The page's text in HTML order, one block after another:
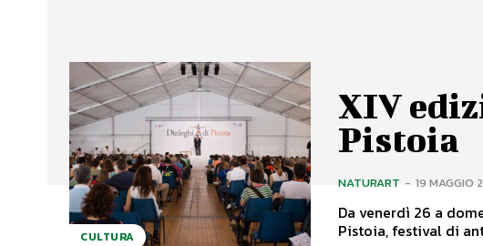
CULTURA
XIV
Pistoia
NATURART - 19 MAGGIO
Da venerdì 26 a
Pistoia, festival di